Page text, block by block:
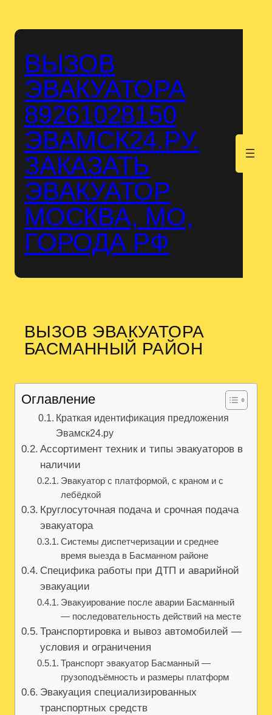
ВЫЗОВ
ЭВАКУАТОРА
89261028150
ЭВАМСК24.РУ.
ЗАКАЗАТЬ
ЭВАКУАТОР
МОСКВА, МО,
ГОРОДА РФ
ВЫЗОВ ЭВАКУАТОРА
БАСМАННЫЙ РАЙОН
Оглавление
Краткая идентификация предложения
Эвамск24.ру
Ассортимент техник и типы эвакуаторов в
наличии
Эвакуатор с платформой, с краном и с
лебёдкой
Круглосуточная подача и срочная подача
эвакуатора
Системы диспетчеризации и среднее
время выезда в Басманном районе
Специфика работы при ДТП и аварийной
эвакуации
Эвакуирование после аварии Басманный
— последовательность действий на месте
Транспортировка и вывоз автомобилей —
условия и ограничения
Транспорт эвакуатор Басманный —
грузоподъёмность и размеры платформ
Эвакуация специализированных
транспортных средств